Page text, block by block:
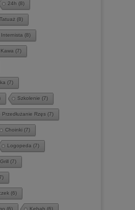
24h (8)
Tatuaż (8)
Internista (8)
Kawa (7)
(7)
Szkolenie (7)
Przedłużanie Rzęs (7)
Choinki (7)
Logopeda (7)
Grill (7)
(6)
(6) Kebab (6)